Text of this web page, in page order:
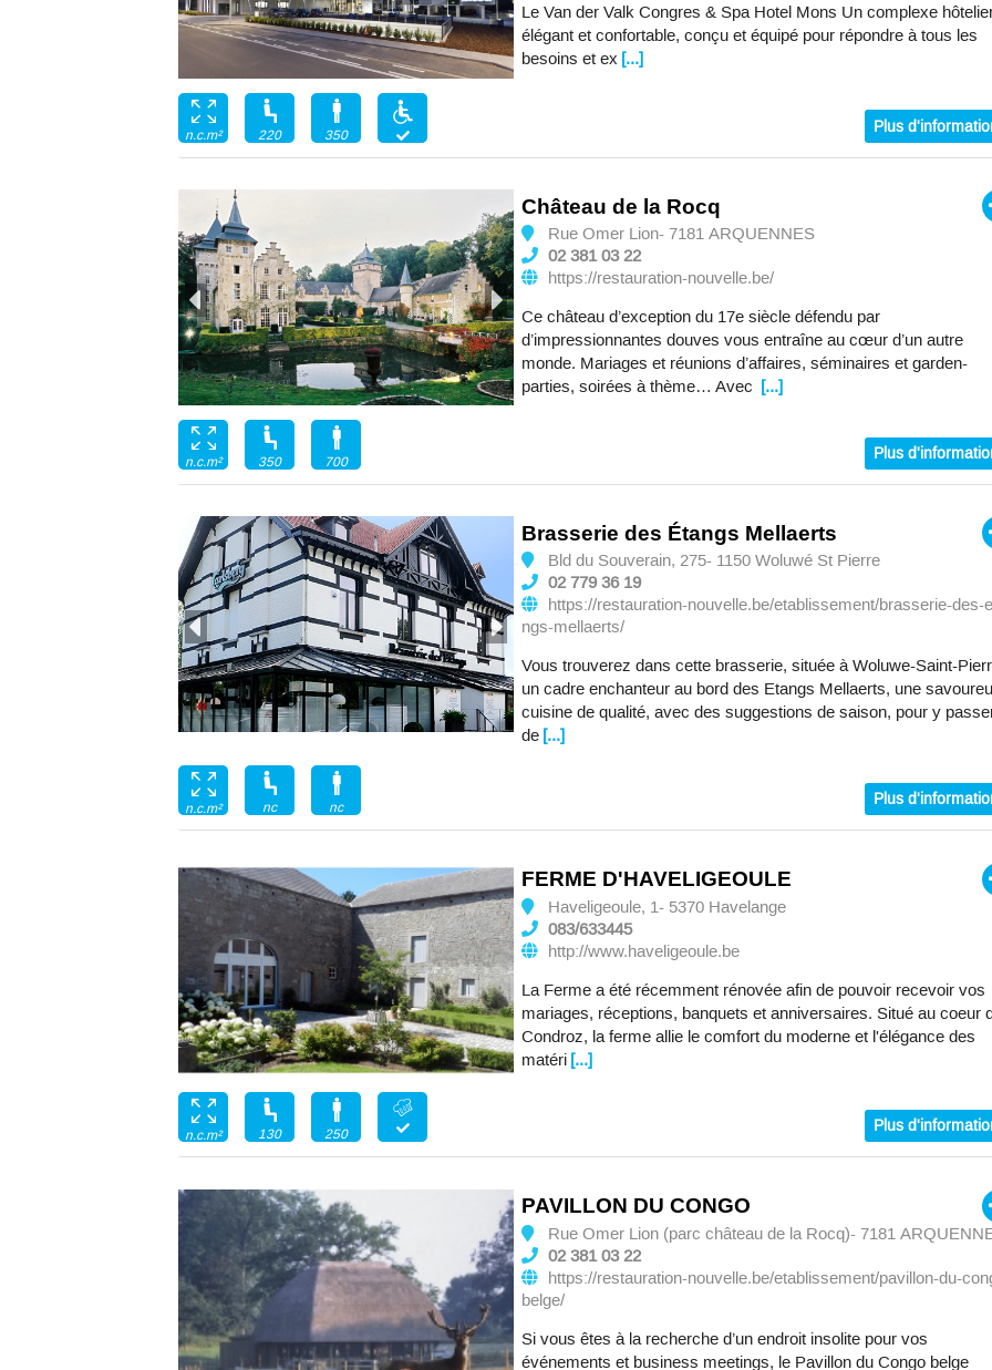
Le Van der Valk Congres & Spa Hotel Mons Un complexe
élégant et confortable, conçu et équipé pour répondre à tous les
besoins et ex [...]
n.c.m² 220 350 Plus
Château de la Rocq
Rue Omer Lion- 7181 ARQUENNES
02 381 03 22
https://restauration-nouvelle.be/
Ce château d’exception du 17e siècle défendu par
d’impressionnantes douves vous entraîne au cœur d’un autre
monde. Mariages et réunions d’affaires, séminaires et garden-
parties, soirées à thème… Avec [...]
n.c.m² 350 700 Plus
Brasserie des Étangs Mellaerts
Bld du Souverain, 275- 1150 Woluwé St Pierre
02 779 36 19
https://restauration-nouvelle.be/etablissement/brasserie-des-
ngs-mellaerts/
Vous trouverez dans cette brasserie, située à Woluwe-Saint-
un cadre enchanteur au bord des Etangs Mellaerts, une
cuisine de qualité, avec des suggestions de saison, pour y
de [...]
n.c.m² nc nc Plus
FERME D'HAVELIGEOULE
Haveligeoule, 1- 5370 Havelange
083/633445
http://www.haveligeoule.be
La Ferme a été récemment rénovée afin de pouvoir recevoir vos
mariages, réceptions, banquets et anniversaires. Situé au coeur
Condroz, la ferme allie le comfort du moderne et l'élégance des
matéri [...]
n.c.m² 130 250 Plus
PAVILLON DU CONGO
Rue Omer Lion (parc château de la Rocq)- 7181
02 381 03 22
https://restauration-nouvelle.be/etablissement/pavillon-du-
belge/
Si vous êtes à la recherche d’un endroit insolite pour vos
événements et business meetings, le Pavillon du Congo belge